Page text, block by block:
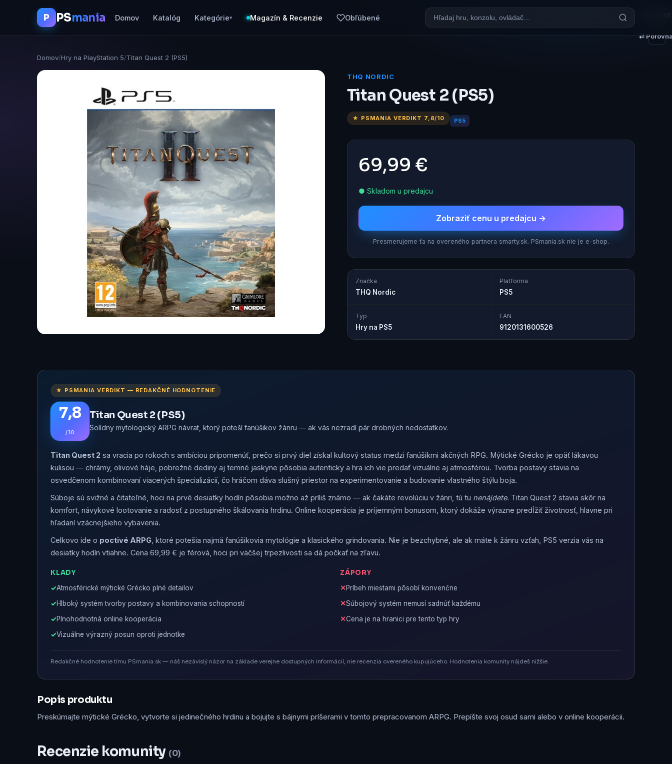
P PSmania Domov Katalóg Kategórie▾ Magazín & Recenzie Obľúbené
Domov/Hry na PlayStation 5/Titan Quest 2 (PS5)
THQ NORDIC
Titan Quest 2 (PS5)
★ PSMANIA VERDIKT 7,8/10 PS5
69,99 €
● Skladom u predajcu
Zobraziť cenu u predajcu →
Presmerujeme ťa na overeného partnera smarty.sk. PSmania.sk nie je e-shop.
Značka
THQ Nordic
Platforma
PS5
Typ
Hry na PS5
EAN
9120131600526
⇄
★ PSMANIA VERDIKT — REDAKČNÉ HODNOTENIE
7,8
/ 10
Titan Quest 2 (PS5)
Solídny mytologický ARPG návrat, ktorý poteší fanúšikov žánru — ak vás nezradí pár drobných nedostatkov.
Titan Quest 2 sa vracia po rokoch s ambíciou pripomenúť, prečo si prvý diel získal kultový status medzi fanúšikmi akčných RPG. Mýtické Grécko je opäť lákavou
kulisou — chrámy, olivové háje, pobrežné dediny aj temné jaskyne pôsobia autenticky a hra ich vie predať vizuálne aj atmosférou. Tvorba postavy stavia na
osvedčenom kombinovaní viacerých špecializácií, čo hráčom dáva slušný priestor na experimentovanie a budovanie vlastného štýlu boja.
Súboje sú svižné a čitateľné, hoci na prvé desiatky hodín pôsobia možno až príliš známo — ak čakáte revolúciu v žánri, tú tu nenájdete. Titan Quest 2 stavia skôr na
komfort, návykové lootovanie a radosť z postupného škálovania hrdinu. Online kooperácia je príjemným bonusom, ktorý dokáže výrazne predĺžiť životnosť, hlavne pri
hľadaní vzácnejšieho vybavenia.
Celkovo ide o poctivé ARPG , ktoré potešia najmä fanúšikovia mytológie a klasického grindovania. Nie je bezchybné, ale ak máte k žánru vzťah, PS5 verzia vás na
desiatky hodín vtiahne. Cena 69,99 € je férová, hoci pri väčšej trpezlivosti sa dá počkať na zľavu.
KLADY
Atmosférické mýtické Grécko plné detailov
Hlboký systém tvorby postavy a kombinovania schopností
Plnohodnotná online kooperácia
Vizuálne výrazný posun oproti jednotke
ZÁPORY
Príbeh miestami pôsobí konvenčne
Súbojový systém nemusí sadnúť každému
Cena je na hranici pre tento typ hry
Redakčné hodnotenie tímu PSmania.sk — náš nezávislý názor na základe verejne dostupných informácií, nie recenzia overeného kupujúceho. Hodnotenia komunity nájdeš nižšie.
Popis produktu
Preskúmajte mýtické Grécko, vytvorte si jedinečného hrdinu a bojujte s bájnymi príšerami v tomto prepracovanom ARPG. Prepíšte svoj osud sami alebo v online kooperácii.
Recenzie komunity (0)